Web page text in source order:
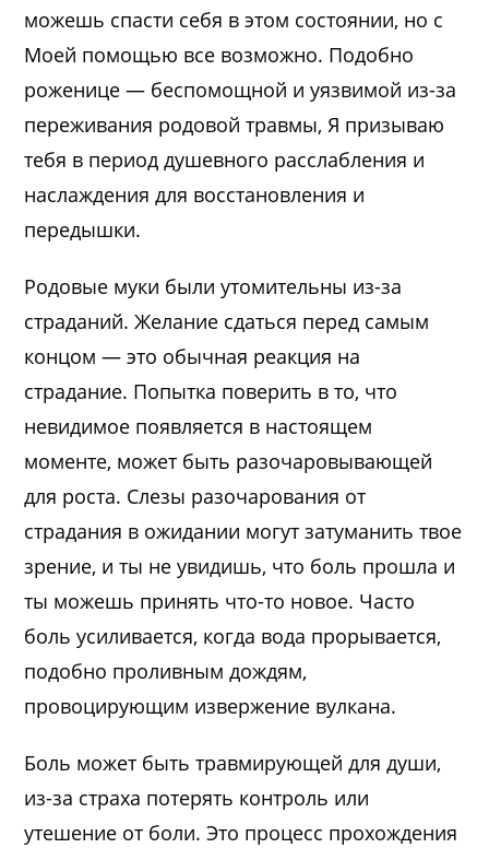
можешь спасти себя в этом состоянии, но с
Моей помощью все возможно. Подобно
роженице — беспомощной и уязвимой из-за
переживания родовой травмы, Я призываю
тебя в период душевного расслабления и
наслаждения для восстановления и
передышки.
Родовые муки были утомительны из-за
страданий. Желание сдаться перед самым
концом — это обычная реакция на
страдание. Попытка поверить в то, что
невидимое появляется в настоящем
моменте, может быть разочаровывающей
для роста. Слезы разочарования от
страдания в ожидании могут затуманить твое
зрение, и ты не увидишь, что боль прошла и
ты можешь принять что-то новое. Часто
боль усиливается, когда вода прорывается,
подобно проливным дождям,
провоцирующим извержение вулкана.
Боль может быть травмирующей для души,
из-за страха потерять контроль или
утешение от боли. Это процесс прохождения